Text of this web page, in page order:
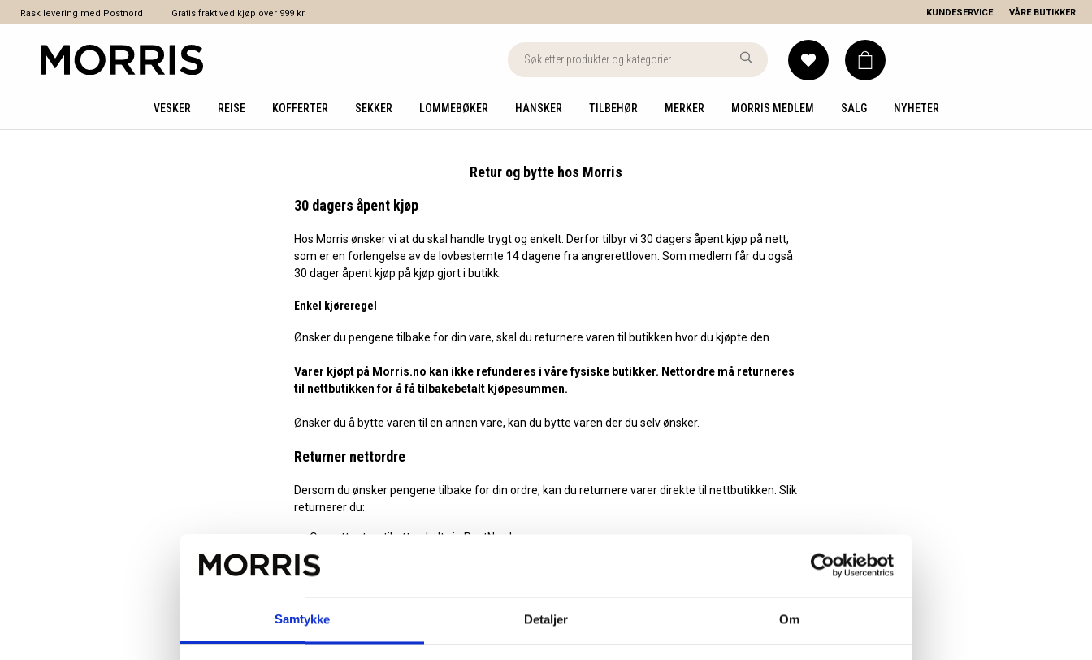
Samtykke Detaljer Om
Rask levering med Postnord Gratis frakt ved kjøp over 999 kr KUNDESERVICE VÅRE BUTIKKER
VESKER REISE KOFFERTER SEKKER LOMMEBØKER HANSKER TILBEHØR MERKER MORRIS MEDLEM SALG NYHETER
Retur og bytte hos Morris
30 dagers åpent kjøp
Hos Morris ønsker vi at du skal handle trygt og enkelt. Derfor tilbyr vi 30 dagers åpent kjøp på nett,
som er en forlengelse av de lovbestemte 14 dagene fra angrerettloven. Som medlem får du også
30 dager åpent kjøp på kjøp gjort i butikk.
Enkel kjøreregel
Ønsker du pengene tilbake for din vare, skal du returnere varen til butikken hvor du kjøpte den.
Varer kjøpt på Morris.no kan ikke refunderes i våre fysiske butikker. Nettordre må returneres
til nettbutikken for å få tilbakebetalt kjøpesummen.
Ønsker du å bytte varen til en annen vare, kan du bytte varen der du selv ønsker.
Returner nettordre
Dersom du ønsker pengene tilbake for din ordre, kan du returnere varer direkte til nettbutikken. Slik
returnerer du:
Opprett returetikett enkelt via PostNord
Husk å legge inn ordrenummer som referanse
Velg om du vil scanne QR kode for returlapp på PostNord hentested eller skrive ut selv
Returavgift: 99 kr (trekkes fra tilbakebetaling)
Returen vil bli sendt til: